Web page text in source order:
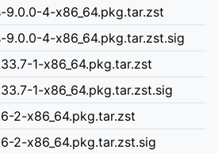
4-x86_64.pkg.tar.zst
4-x86_64.pkg.tar.zst.sig
1-x86_64.pkg.tar.zst
1-x86_64.pkg.tar.zst.sig
2-x86_64.pkg.tar.zst
2-x86_64.pkg.tar.zst.sig